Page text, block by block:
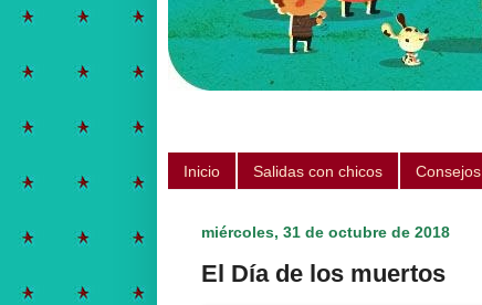
Inicio Salidas con chicos Consejos
miércoles, 31 de octubre de 2018
El Día de los muertos